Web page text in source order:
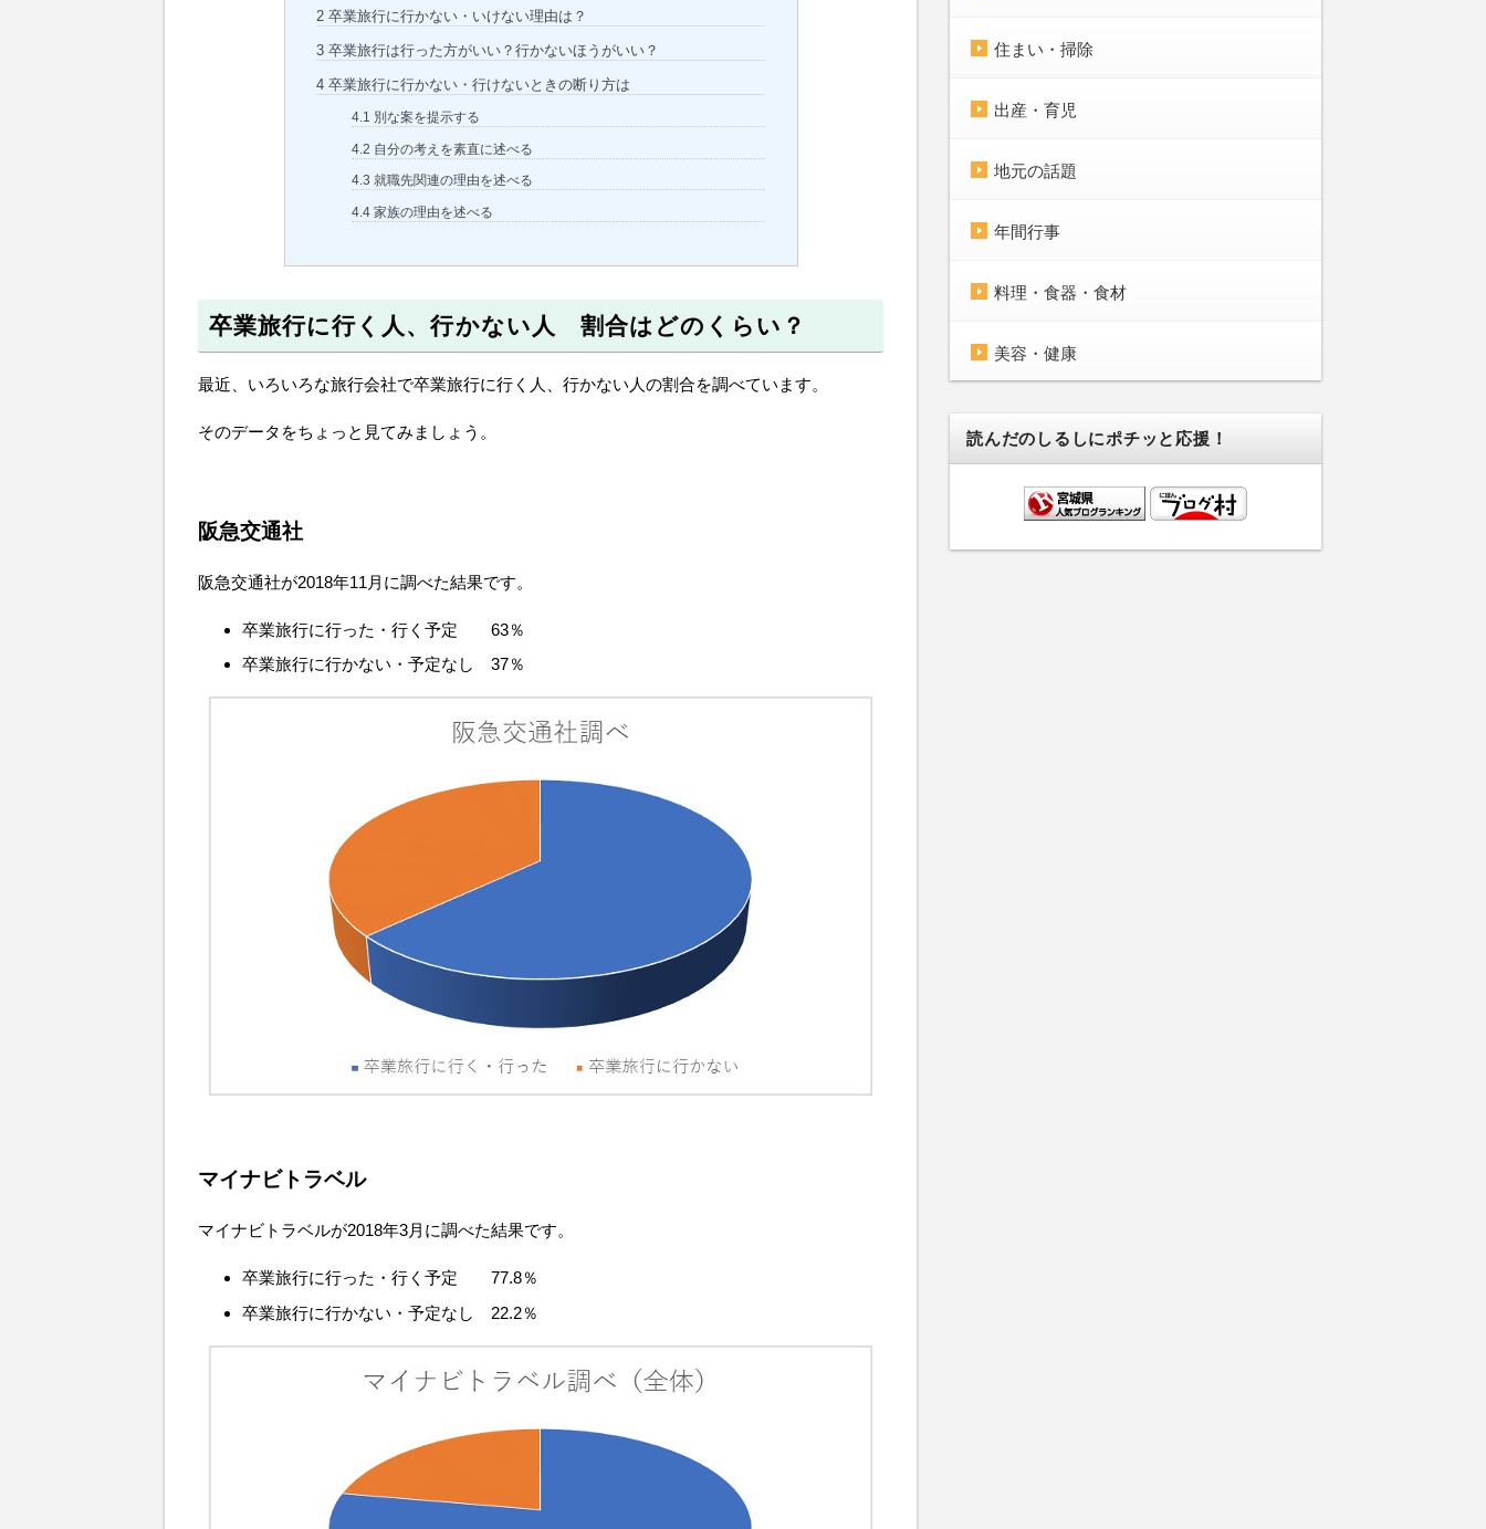
2 卒業旅行に行かない・いけない理由は？
3 卒業旅行は行った方がいい？行かないほうがいい？
4 卒業旅行に行かない・行けないときの断り方は
4.1 別な案を提示する
4.2 自分の考えを素直に述べる
4.3 就職先関連の理由を述べる
4.4 家族の理由を述べる
卒業旅行に行く人、行かない人 割合はどのくらい？
最近、いろいろな旅行会社で卒業旅行に行く人、行かない人の割合を調べています。
そのデータをちょっと見てみましょう。
阪急交通社
阪急交通社が2018年11月に調べた結果です。
卒業旅行に行った・行く予定 63％
卒業旅行に行かない・予定なし 37％
マイナビトラベル
マイナビトラベルが2018年3月に調べた結果です。
卒業旅行に行った・行く予定 77.8％
卒業旅行に行かない・予定なし 22.2％
住まい・掃除
出産・育児
地元の話題
年間行事
料理・食器・食材
美容・健康
読んだのしるしにポチッと応援！